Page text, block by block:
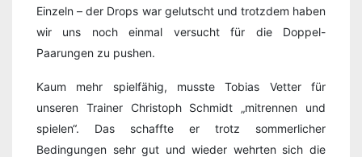
Einzeln – der Drops war gelutscht und trotzdem haben
wir uns noch einmal versucht für die Doppel-
Paarungen zu pushen.
Kaum mehr spielfähig, musste Tobias Vetter für
unseren Trainer Christoph Schmidt „mitrennen und
spielen“. Das schaffte er trotz sommerlicher
Bedingungen sehr gut und wieder wehrten sich die